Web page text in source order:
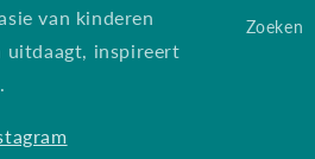
van kinderen
uitdaagt, inspireert
Zoeken